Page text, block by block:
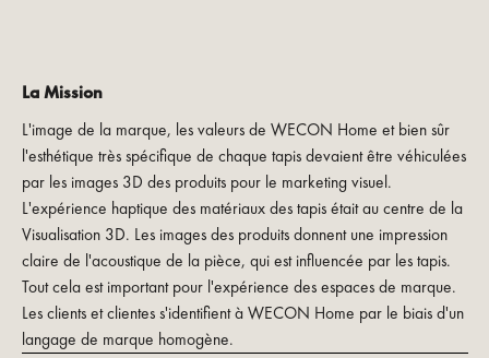
La Mission
L'image de la marque, les valeurs de WECON Home et bien sûr
l'esthétique très spécifique de chaque tapis devaient être véhiculées
par les images 3D des produits pour le marketing visuel.
L'expérience haptique des matériaux des tapis était au centre de la
Visualisation 3D. Les images des produits donnent une impression
claire de l'acoustique de la pièce, qui est influencée par les tapis.
Tout cela est important pour l'expérience des espaces de marque.
Les clients et clientes s'identifient à WECON Home par le biais d'un
langage de marque homogène.